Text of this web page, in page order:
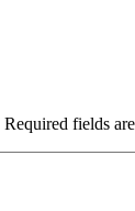
Required fields